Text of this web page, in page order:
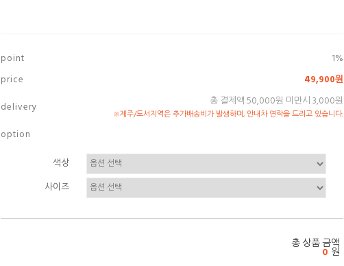
p o i n t
1%
p r i c e
49,900원
d e l i v e r y
총 결제액 50,000원 미만시 3,000원
※제주/도서지역은 추가배송비가 발생하며, 안내차 연락을 드리고 있습니다.
o p t i o n
색상
사이즈
총 상품 금액
0 원